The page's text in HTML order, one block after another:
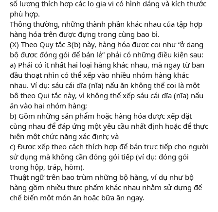
số lượng thích hợp các lọ gia vị có hình dáng và kích thước
phù hợp.
Thông thường, những thành phần khác nhau của tập hợp
hàng hóa trên được đựng trong cùng bao bì.
(X) Theo Quy tắc 3(b) này, hàng hóa được coi như “ở dạng
bộ được đóng gói để bán lẻ” phải có những điều kiện sau:
a) Phải có ít nhất hai loại hàng khác nhau, mà ngay từ ban
đầu thoạt nhìn có thể xếp vào nhiều nhóm hàng khác
nhau. Ví dụ: sáu cái dĩa (nĩa) nấu ăn không thể coi là một
bộ theo Qui tắc này, vì không thể xếp sáu cái dĩa (nĩa) nấu
ăn vào hai nhóm hàng;
b) Gồm những sản phẩm hoặc hàng hóa được xếp đặt
cùng nhau để đáp ứng một yêu cầu nhất định hoặc để thực
hiện một chức năng xác định; và
c) Được xếp theo cách thích hợp để bán trực tiếp cho người
sử dụng mà không cần đóng gói tiếp (ví dụ: đóng gói
trong hộp, tráp, hòm).
Thuật ngữ trên bao trùm những bộ hàng, ví dụ như bộ
hàng gồm nhiều thực phẩm khác nhau nhằm sử dựng để
chế biến một món ăn hoặc bữa ăn ngay.